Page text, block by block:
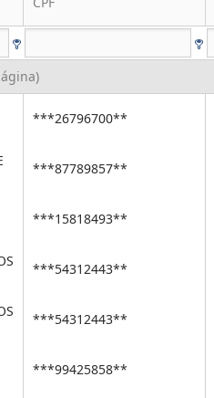
***26796700**
***87789857**
***15818493**
***54312443**
***54312443**
***99425858**